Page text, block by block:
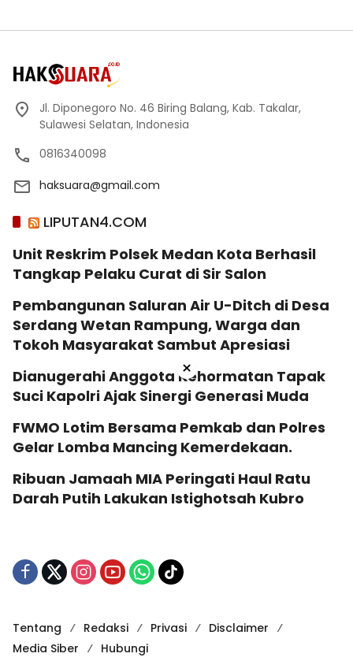
Jl. Diponegoro No. 46 Biring Balang, Kab. Takalar,
Sulawesi Selatan, Indonesia
0816340098
haksuara@gmail.com
LIPUTAN4.COM
Unit Reskrim Polsek Medan Kota Berhasil
Tangkap Pelaku Curat di Sir Salon
Pembangunan Saluran Air U-Ditch di Desa
Serdang Wetan Rampung, Warga dan
Tokoh Masyarakat Sambut Apresiasi
Dianugerahi Anggota Kehormatan Tapak
Suci Kapolri Ajak Sinergi Generasi Muda
‎FWMO Lotim Bersama Pemkab dan Polres
Gelar Lomba Mancing Kemerdekaan.
Ribuan Jamaah MIA Peringati Haul Ratu
Darah Putih Lakukan Istighotsah Kubro
Tentang Redaksi Privasi
Disclaimer
Media Siber
Hubungi
×